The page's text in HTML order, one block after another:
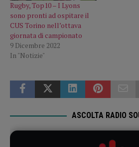
Rugby, Top10 – I Lyons
sono pronti ad ospitare il
CUS Torino nell’ottava
giornata di campionato
9 Dicembre 2022
In "Notizie"
ASCOLTA RADIO